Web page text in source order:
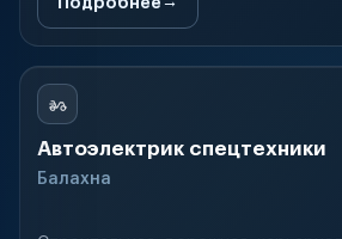
Автоэлектрик спецтехники
Балахна